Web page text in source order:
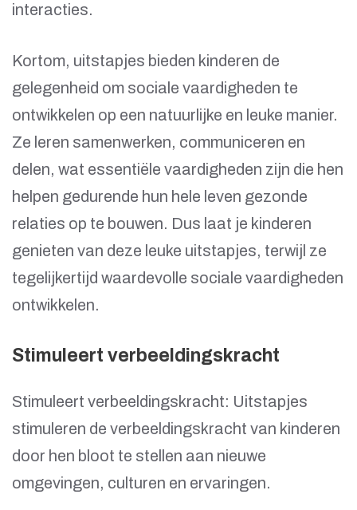
interacties.
Kortom, uitstapjes bieden kinderen de
gelegenheid om sociale vaardigheden te
ontwikkelen op een natuurlijke en leuke manier.
Ze leren samenwerken, communiceren en
delen, wat essentiële vaardigheden zijn die hen
helpen gedurende hun hele leven gezonde
relaties op te bouwen. Dus laat je kinderen
genieten van deze leuke uitstapjes, terwijl ze
tegelijkertijd waardevolle sociale vaardigheden
ontwikkelen.
Stimuleert verbeeldingskracht
Stimuleert verbeeldingskracht: Uitstapjes
stimuleren de verbeeldingskracht van kinderen
door hen bloot te stellen aan nieuwe
omgevingen, culturen en ervaringen.